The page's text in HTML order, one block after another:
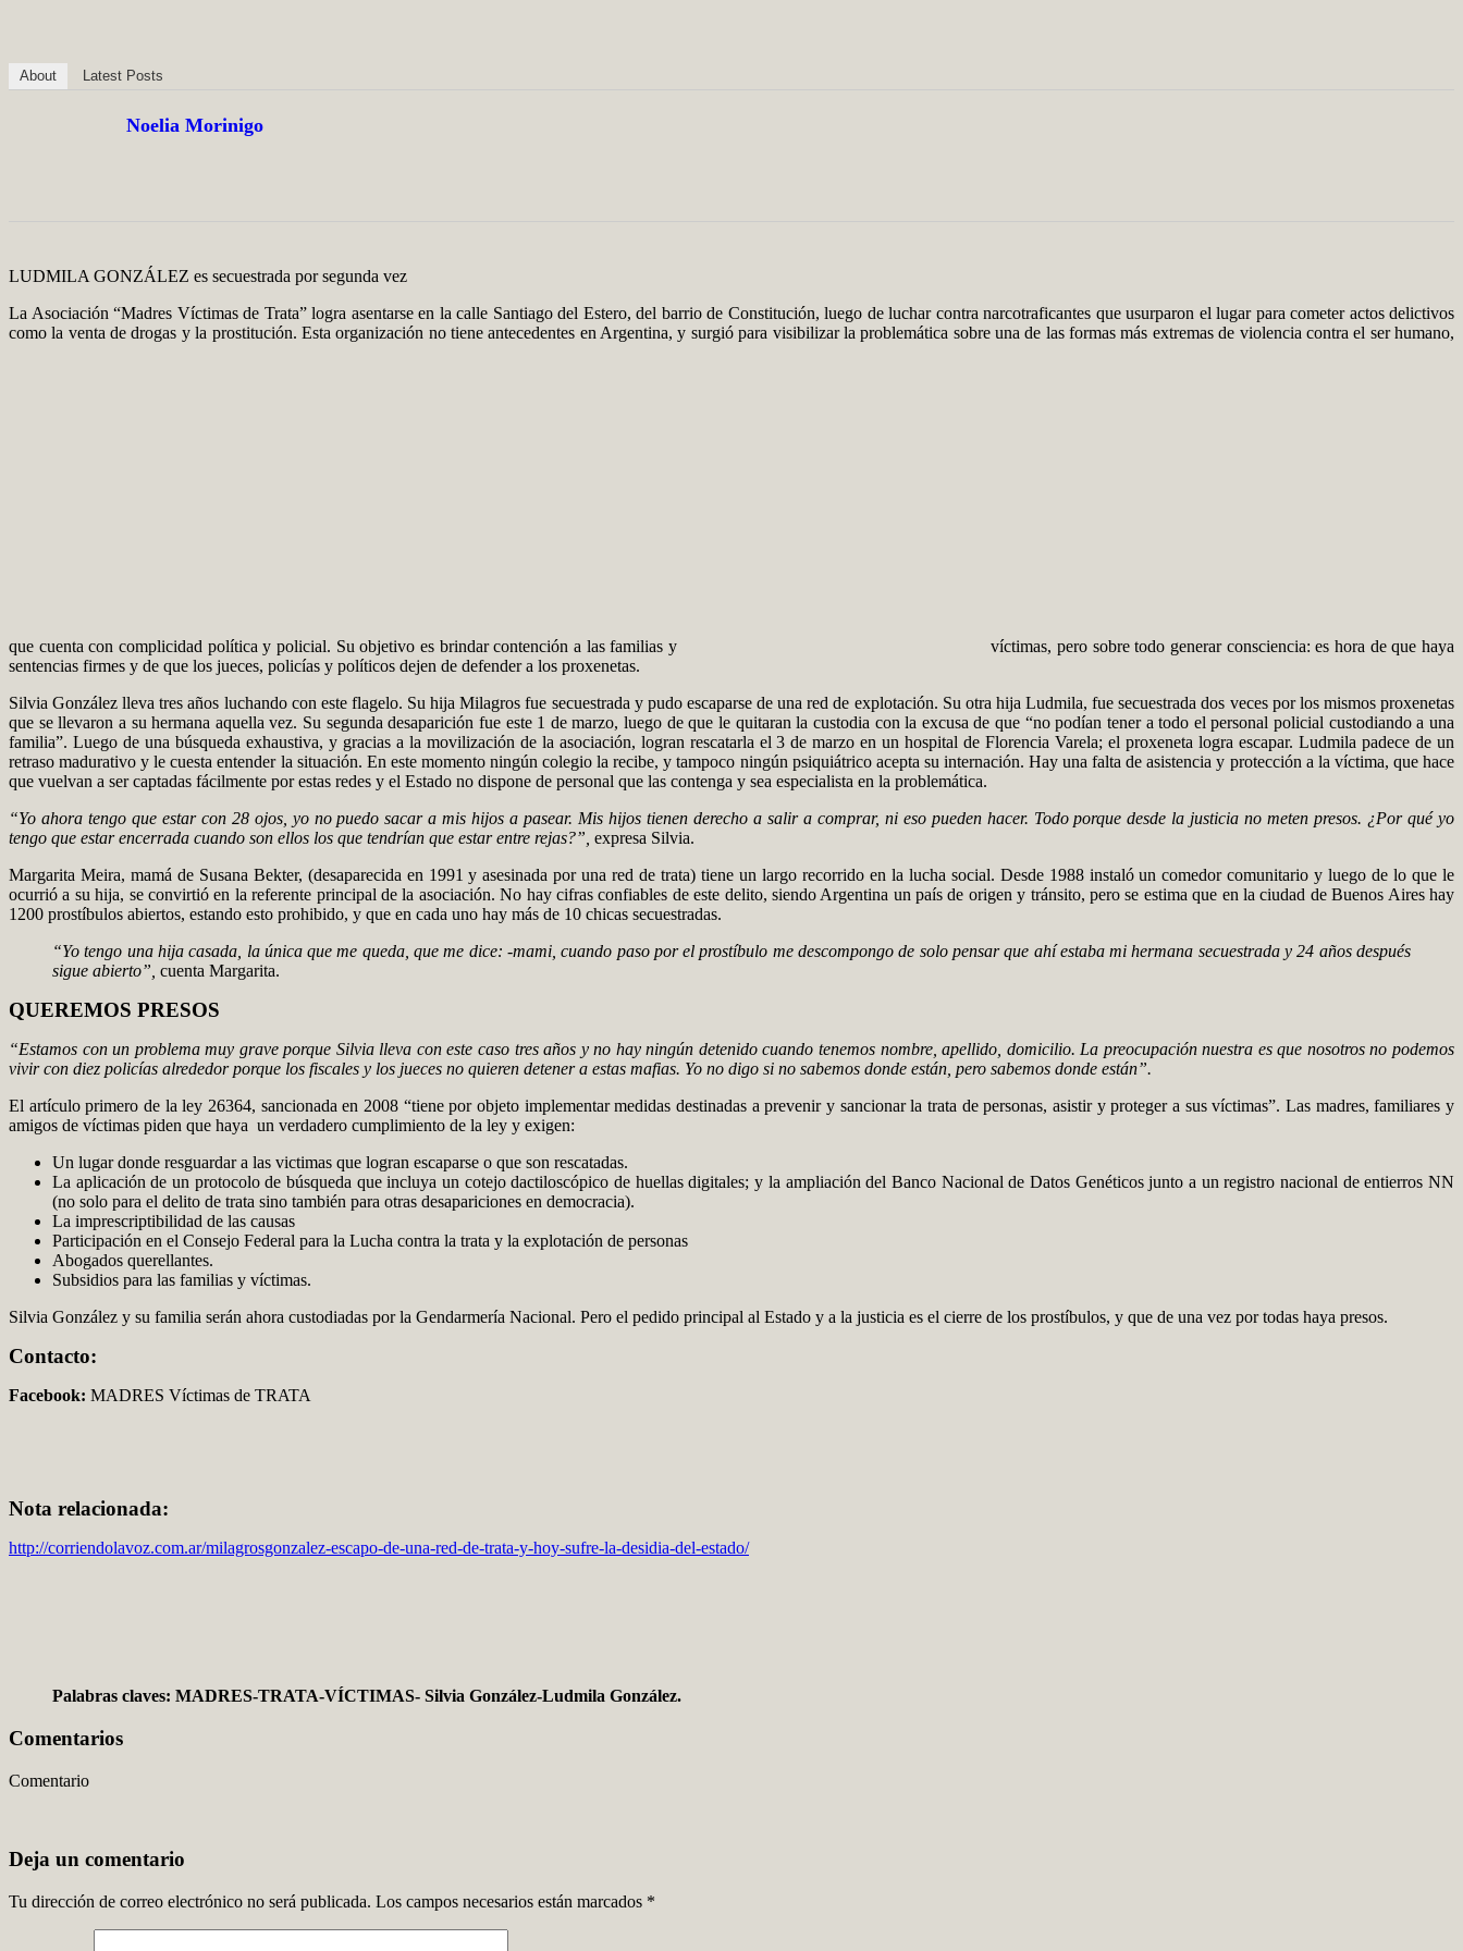
About Latest Posts
Noelia Morinigo
LUDMILA GONZÁLEZ es secuestrada por segunda vez
La Asociación “Madres Víctimas de Trata” logra asentarse en la calle Santiago del Estero, del barrio de Constitución, luego de luchar contra narcotraficantes que usurparon el lugar para cometer actos delictivos
como la venta de drogas y la prostitución. Esta organización no tiene antecedentes en Argentina, y surgió para visibilizar la problemática sobre una de las formas más extremas de violencia contra el ser humano,
que cuenta con complicidad política y policial. Su objetivo es brindar contención a las familias y
víctimas, pero sobre todo generar consciencia: es hora de que haya
sentencias firmes y de que los jueces, policías y políticos dejen de defender a los proxenetas.
Silvia González lleva tres años luchando con este flagelo. Su hija Milagros fue secuestrada y pudo escaparse de una red de explotación. Su otra hija Ludmila, fue secuestrada dos veces por los mismos proxenetas
que se llevaron a su hermana aquella vez. Su segunda desaparición fue este 1 de marzo, luego de que le quitaran la custodia con la excusa de que “no podían tener a todo el personal policial custodiando a una
familia”. Luego de una búsqueda exhaustiva, y gracias a la movilización de la asociación, logran rescatarla el 3 de marzo en un hospital de Florencia Varela; el proxeneta logra escapar. Ludmila padece de un
retraso madurativo y le cuesta entender la situación. En este momento ningún colegio la recibe, y tampoco ningún psiquiátrico acepta su internación. Hay una falta de asistencia y protección a la víctima, que hace
que vuelvan a ser captadas fácilmente por estas redes y el Estado no dispone de personal que las contenga y sea especialista en la problemática.
“Yo ahora tengo que estar con 28 ojos, yo no puedo sacar a mis hijos a pasear. Mis hijos tienen derecho a salir a comprar, ni eso pueden hacer. Todo porque desde la justicia no meten presos. ¿Por qué yo
tengo que estar encerrada cuando son ellos los que tendrían que estar entre rejas?”, expresa Silvia.
Margarita Meira, mamá de Susana Bekter, (desaparecida en 1991 y asesinada por una red de trata) tiene un largo recorrido en la lucha social. Desde 1988 instaló un comedor comunitario y luego de lo que le
ocurrió a su hija, se convirtió en la referente principal de la asociación. No hay cifras confiables de este delito, siendo Argentina un país de origen y tránsito, pero se estima que en la ciudad de Buenos Aires hay
1200 prostíbulos abiertos, estando esto prohibido, y que en cada uno hay más de 10 chicas secuestradas.
“Yo tengo una hija casada, la única que me queda, que me dice: -mami, cuando paso por el prostíbulo me descompongo de solo pensar que ahí estaba mi hermana secuestrada y 24 años después
sigue abierto”, cuenta Margarita.
QUEREMOS PRESOS
“Estamos con un problema muy grave porque Silvia lleva con este caso tres años y no hay ningún detenido cuando tenemos nombre, apellido, domicilio. La preocupación nuestra es que nosotros no podemos
vivir con diez policías alrededor porque los fiscales y los jueces no quieren detener a estas mafias. Yo no digo si no sabemos donde están, pero sabemos donde están”.
El artículo primero de la ley 26364, sancionada en 2008 “tiene por objeto implementar medidas destinadas a prevenir y sancionar la trata de personas, asistir y proteger a sus víctimas”. Las madres, familiares y
amigos de víctimas piden que haya un verdadero cumplimiento de la ley y exigen:
Un lugar donde resguardar a las victimas que logran escaparse o que son rescatadas.
La aplicación de un protocolo de búsqueda que incluya un cotejo dactiloscópico de huellas digitales; y la ampliación del Banco Nacional de Datos Genéticos junto a un registro nacional de entierros NN
(no solo para el delito de trata sino también para otras desapariciones en democracia).
La imprescriptibilidad de las causas
Participación en el Consejo Federal para la Lucha contra la trata y la explotación de personas
Abogados querellantes.
Subsidios para las familias y víctimas.
Silvia González y su familia serán ahora custodiadas por la Gendarmería Nacional. Pero el pedido principal al Estado y a la justicia es el cierre de los prostíbulos, y que de una vez por todas haya presos.
Contacto:
Facebook: MADRES Víctimas de TRATA
Nota relacionada:
http://corriendolavoz.com.ar/milagrosgonzalez-escapo-de-una-red-de-trata-y-hoy-sufre-la-desidia-del-estado/
Palabras claves: MADRES-TRATA-VÍCTIMAS- Silvia González-Ludmila González.
Comentarios
Comentario
Deja un comentario
Tu dirección de correo electrónico no será publicada. Los campos necesarios están marcados *